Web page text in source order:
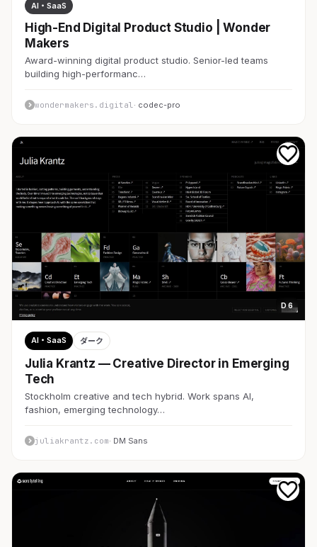
AI・SaaS
High-End Digital Product Studio | Wonder
Makers
Award-winning digital product studio. Senior-led teams
building high-performanc…
wondermakers.digital · codec-pro
D 6
AI・SaaS ダーク
Julia Krantz — Creative Director in Emerging
Tech
Stockholm creative and tech hybrid. Work spans AI,
fashion, emerging technology…
juliakrantz.com· DM Sans